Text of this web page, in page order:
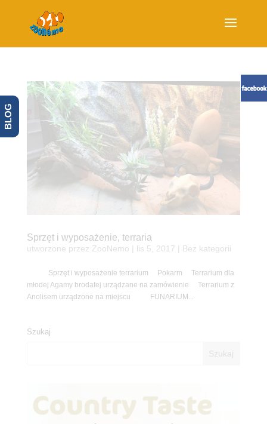
Sprzęt i wyposażenie, terraria
utworzone przez ZooNemo lis 5, 2017 | Bez kategorii
Sprzęt i wyposażenie terrarium Pokarm Terrarium dla
młodej Agamy brodatej urządzane na zamówienie Terrarium z
Anolisem urządzone na miejscu FUNARIUM...
Szukaj
BLOG